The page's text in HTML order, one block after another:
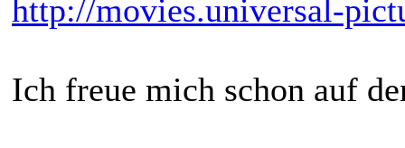
http://movies.universal-
Ich freue mich schon auf